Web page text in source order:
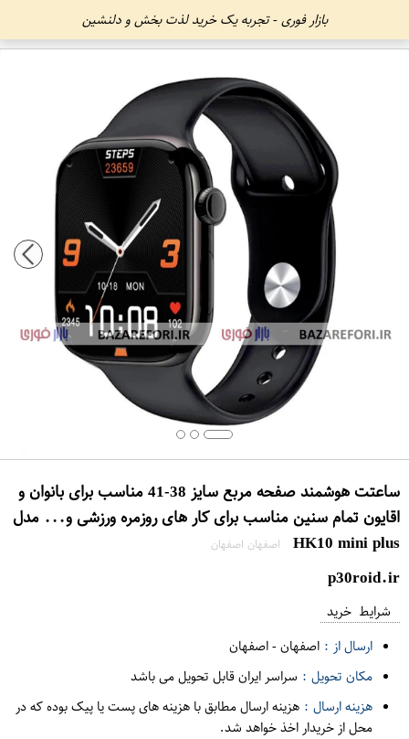
بازار فوری - تجربه یک خرید لذت بخش و دلنشین
ساعتت هوشمند صفحه مربع سایز 38-41 مناسب برای بانوان و
اقایون تمام سنین مناسب برای کار های روزمره ورزشی و... مدل
HK10 mini plus
اصفهان اصفهان
p30roid.ir
شرایط خرید
ارسال از : اصفهان-اصفهان
مکان تحویل : سراسر ایران قابل تحویل می باشد
هزینه ارسال : هزینه ارسال مطابق با هزینه های پست یا پیک بوده که در
محل از خریدار اخذ خواهد شد.